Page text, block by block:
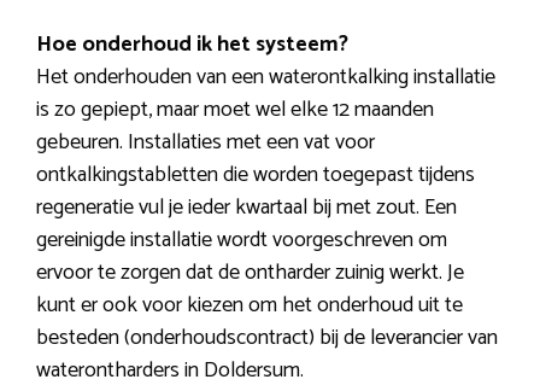
Hoe onderhoud ik het systeem?
Het onderhouden van een waterontkalking installatie
is zo gepiept, maar moet wel elke 12 maanden
gebeuren. Installaties met een vat voor
ontkalkingstabletten die worden toegepast tijdens
regeneratie vul je ieder kwartaal bij met zout. Een
gereinigde installatie wordt voorgeschreven om
ervoor te zorgen dat de ontharder zuinig werkt. Je
kunt er ook voor kiezen om het onderhoud uit te
besteden (onderhoudscontract) bij de leverancier van
waterontharders in Doldersum.